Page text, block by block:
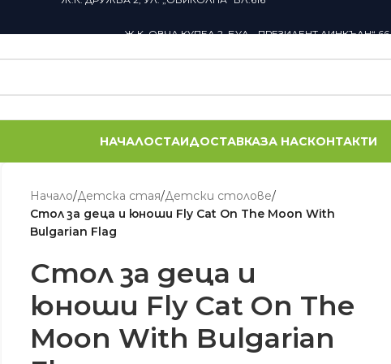
Ж.К. ОВЧА КУПЕЛ 2, БУЛ. „ПРЕЗИДЕНТ ЛИНКЪЛН“
НАЧАЛОСТАИДОСТАВКАЗА НАСКОНТАКТИ
Начало/Детскa стая/Детски столове/
Стол за деца и юноши Fly Cat On The Moon With
Bulgarian Flag
Стол за деца и
юноши Fly Cat On The
Moon With Bulgarian